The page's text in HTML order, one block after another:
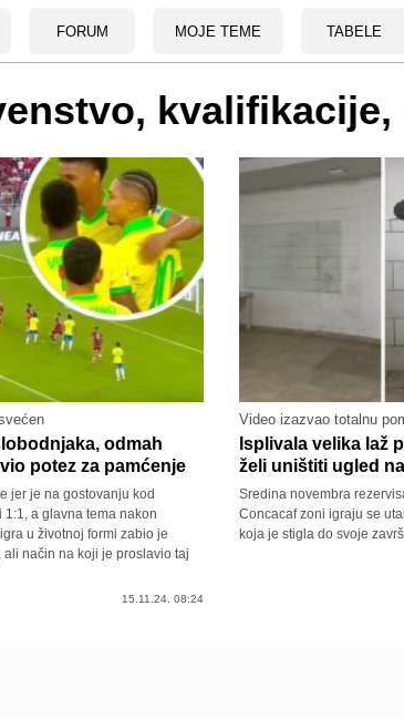
FORUM MOJE TEME TABELE
kvalifikacije,
odmah
potez za pamćenje
jer je na gostovanju kod
a glavna tema nakon
u životnoj formi zabio je
način na koji je proslavio taj
15.11.24. 08:24
Video izazvao totalnu
Isplivala velika laž
želi uništiti ugled
Sredina novembra
Concacaf zoni igraju se
koja je stigla do svoje